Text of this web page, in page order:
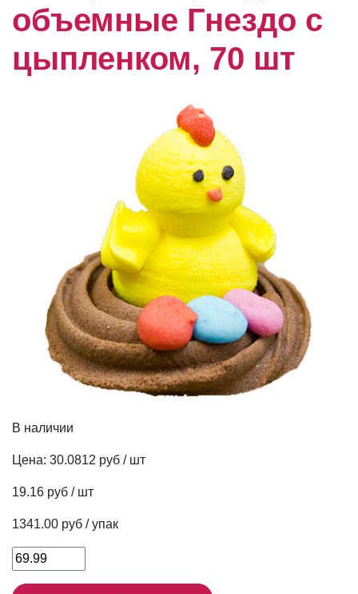
объемные Гнездо с
цыпленком, 70 шт
В наличии
Цена: 30.0812 руб / шт
19.16 руб / шт
1341.00 руб / упак